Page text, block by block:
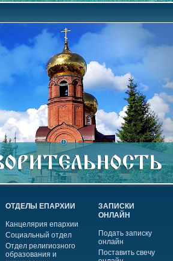
ОТДЕЛЫ ЕПАРХИИ
Канцелярия епархии
Социальный отдел
Отдел религиозного
образования и
ЗАПИСКИ
ОНЛАЙН
Подать записку
онлайн
Поставить свечу